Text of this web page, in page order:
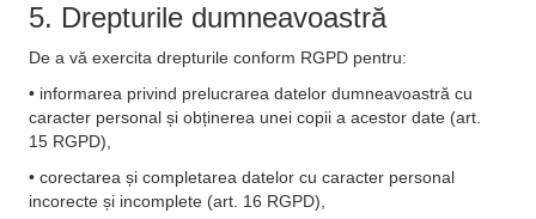
5. Drepturile dumneavoastră
De a vă exercita drepturile conform RGPD pentru:
• informarea privind prelucrarea datelor dumneavoastră cu
caracter personal și obținerea unei copii a acestor date (art.
15 RGPD),
• corectarea și completarea datelor cu caracter personal
incorecte și incomplete (art. 16 RGPD),